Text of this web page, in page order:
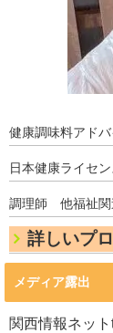
健康調味料アド
日本健康ライセ
調理師 他福祉関
詳しいプ
メディア露出
関西情報ネッ